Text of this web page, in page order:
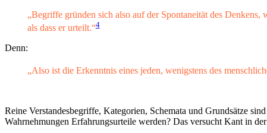
„Begriffe gründen sich also auf der Spontaneität des
als dass er urteilt.“4
Denn:
„Also ist die Erkenntnis eines jeden, wenigstens des
Reine Verstandesbegriffe, Kategorien, Schemata und Grundsätze
Wahrnehmungen Erfahrungsurteile werden? Das versucht Kant in der